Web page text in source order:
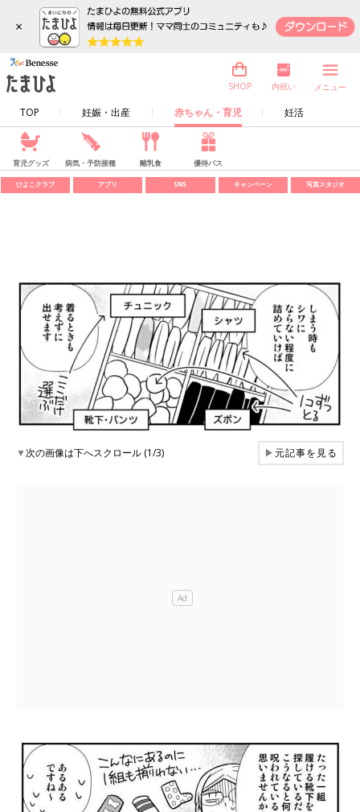
×
TOP 妊娠・出産 赤ちゃん・育児 妊活
SHOP 内祝い メニュー
育児グッズ 病気・予防接種 離乳食 優待パス
ひよこクラブ アプリ SNS キャンペーン 写真スタジオ
▼次の画像は下へスクロール (1/3) ▶元記事を見る